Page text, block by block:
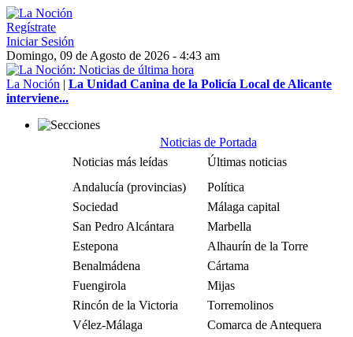
Regístrate
Iniciar Sesión
Domingo, 09 de Agosto de 2026 - 4:43 am
La Noción | La Unidad Canina de la Policía Local de Alicante
interviene...
Noticias de Portada
Noticias más leídas
Últimas noticias
Andalucía (provincias)
Política
Sociedad
Málaga capital
San Pedro Alcántara
Marbella
Estepona
Alhaurín de la Torre
Benalmádena
Cártama
Fuengirola
Mijas
Rincón de la Victoria
Torremolinos
Vélez-Málaga
Comarca de Antequera